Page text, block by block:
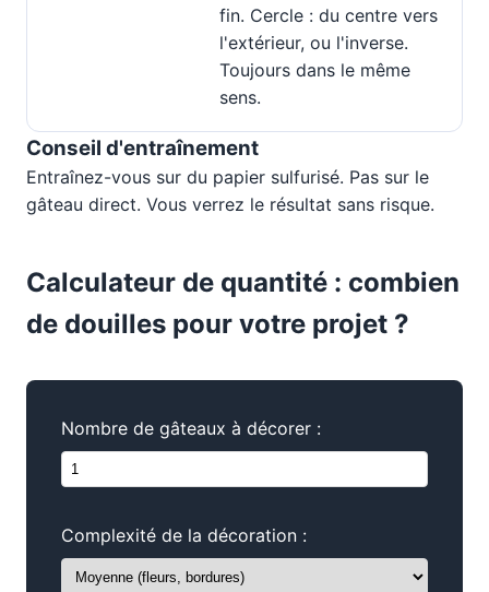
fin. Cercle : du centre vers
l'extérieur, ou l'inverse.
Toujours dans le même
sens.
Conseil d'entraînement
Entraînez-vous sur du papier sulfurisé. Pas sur le
gâteau direct. Vous verrez le résultat sans risque.
Calculateur de quantité : combien
de douilles pour votre projet ?
Nombre de gâteaux à décorer :
Complexité de la décoration :